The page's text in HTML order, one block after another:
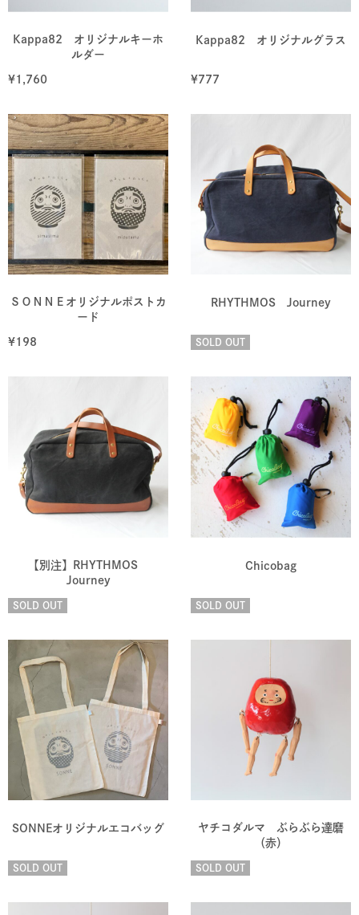
Kappa82 オリジナルキーホ
ルダー
¥1,760
Kappa82 オリジナルグラス
¥777
ＳＯＮＮＥオリジナルポストカ
ード
¥198
RHYTHMOS Journey
SOLD OUT
【別注】RHYTHMOS
Journey
SOLD OUT
Chicobag
SOLD OUT
SONNEオリジナルエコバッグ
SOLD OUT
ヤチコダルマ ぶらぶら達磨
（赤）
SOLD OUT